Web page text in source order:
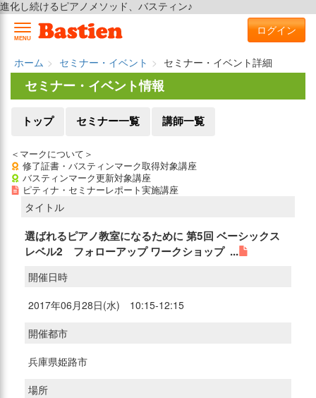
進化し続けるピアノメソッド、バスティン♪
MENU
ログイン
ホーム セミナー・イベント
セミナー・イベント詳細
セミナー・イベント情報
トップ セミナー一覧 講師一覧
＜マークについて＞
修了証書・バスティンマーク取得対象講座
バスティンマーク更新対象講座
ピティナ・セミナーレポート実施講座
タイトル
選ばれるピアノ教室になるために 第5回 ベーシックス
レベル2 フォローアップ ワークショップ ...
開催日時
2017年06月28日(水) 10:15-12:15
開催都市
兵庫県姫路市
場所